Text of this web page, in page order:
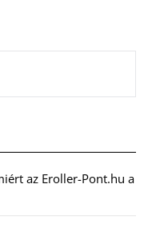
az Eroller-Pont.hu a